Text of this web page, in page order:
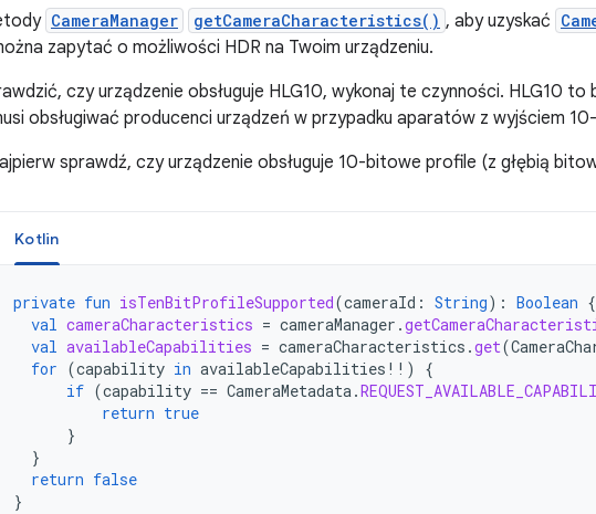
CameraManager getCameraCharacteristics() , aby uzyskać
zapytać o możliwości HDR na Twoim urządzeniu.
czy urządzenie obsługuje HLG10, wykonaj te czynności. HLG10 to
obsługiwać producenci urządzeń w przypadku aparatów z wyjściem
sprawdź, czy urządzenie obsługuje 10-bitowe profile (z głębią
Kotlin
private fun isTenBitProfileSupported(cameraId : String): Boolean {
val cameraCharacteristics = cameraManager .
val availableCapabilities = cameraCharacteristics .get(
for (capability in availableCapabilities !! )
{
if (capability == CameraMetadata.
return true
}
}
return false
}